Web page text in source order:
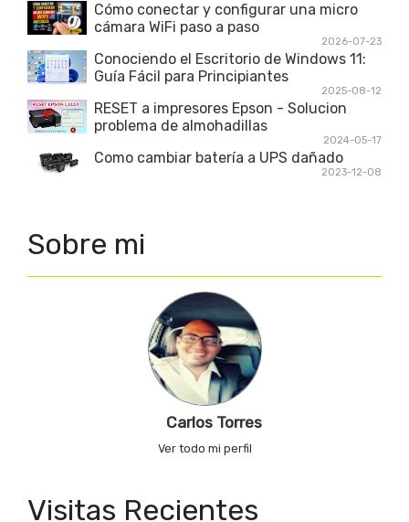
Cómo conectar y configurar una micro
cámara WiFi paso a paso
2026-07-23
Conociendo el Escritorio de Windows 11:
Guía Fácil para Principiantes
2025-08-12
RESET a impresores Epson - Solucion
problema de almohadillas
2024-05-17
Como cambiar batería a UPS dañado
2023-12-08
Sobre mi
Carlos Torres
Ver todo mi perfil
Visitas Recientes